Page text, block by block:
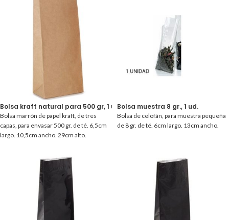
Bolsa kraft natural para 500 gr, 1 ud.
Bolsa marrón de papel kraft, de tres
capas, para envasar 500 gr. de té. 6,5cm
largo. 10,5cm ancho. 29cm alto.
Bolsa muestra 8 gr., 1 ud.
Bolsa de celofán, para muestra pequeña
de 8 gr. de té. 6cm largo. 13cm ancho.